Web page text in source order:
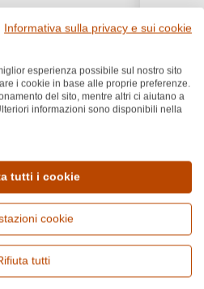
del prodotto
Cuvée (Rosato), Vino
Alcol
Informativa sulla privacy e sui cookie
esperienza possibile sul nostro sito
i cookie in base alle proprie preferenze.
del sito, mentre altri ci aiutano a
informazioni sono disponibili nella
tutti i cookie
cookie
tutti